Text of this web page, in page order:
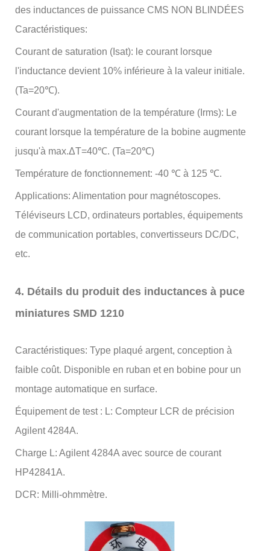
des inductances de puissance CMS NON BLINDÉES
Caractéristiques:
Courant de saturation (Isat): le courant lorsque
l'inductance devient 10% inférieure à la valeur initiale.
(Ta=20℃).
Courant d'augmentation de la température (Irms): Le
courant lorsque la température de la bobine augmente
jusqu'à max.ΔT=40℃. (Ta=20℃)
Température de fonctionnement: -40 ℃ à 125 ℃.
Applications: Alimentation pour magnétoscopes.
Téléviseurs LCD, ordinateurs portables, équipements
de communication portables, convertisseurs DC/DC,
etc.
4. Détails du produit des inductances à puce
miniatures SMD 1210
Caractéristiques: Type plaqué argent, conception à
faible coût. Disponible en ruban et en bobine pour un
montage automatique en surface.
Équipement de test : L: Compteur LCR de précision
Agilent 4284A.
Charge L: Agilent 4284A avec source de courant
HP42841A.
DCR: Milli-ohmmètre.